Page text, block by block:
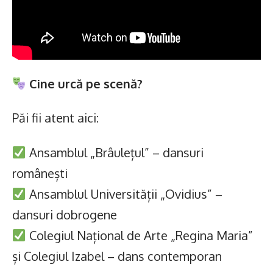
Cine urcă pe scenă?
Păi fii atent aici:
Ansamblul „Brâulețul” – dansuri
românești
Ansamblul Universității „Ovidius” –
dansuri dobrogene
Colegiul Național de Arte „Regina Maria”
și Colegiul Izabel – dans contemporan